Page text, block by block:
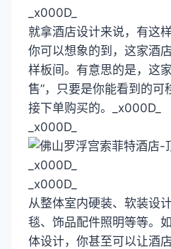
_x000D_
就拿酒店设计来说，有这
你可以想象的到，这家酒
样板间。有意思的是，这
售”，只要是你能看到的可
接下单购买的。_x000D_
_x000D_
_x000D_
_x000D_
从整体室内硬装、软装设
毯、饰品配件照明等等。
体设计，你甚至可以让酒